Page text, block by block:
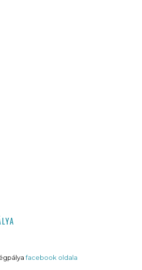
facebook oldala